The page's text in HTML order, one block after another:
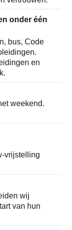
onder één
bus, Code
en
weekend.
vrijstelling
wij
van hun